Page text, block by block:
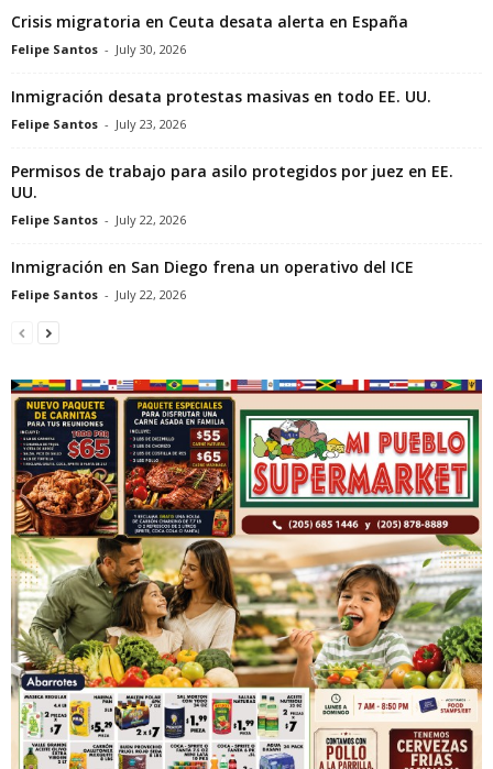
Crisis migratoria en Ceuta desata alerta en España
Felipe Santos - July 30, 2026
Inmigración desata protestas masivas en todo EE. UU.
Felipe Santos - July 23, 2026
Permisos de trabajo para asilo protegidos por juez en EE.
UU.
Felipe Santos - July 22, 2026
Inmigración en San Diego frena un operativo del ICE
Felipe Santos - July 22, 2026